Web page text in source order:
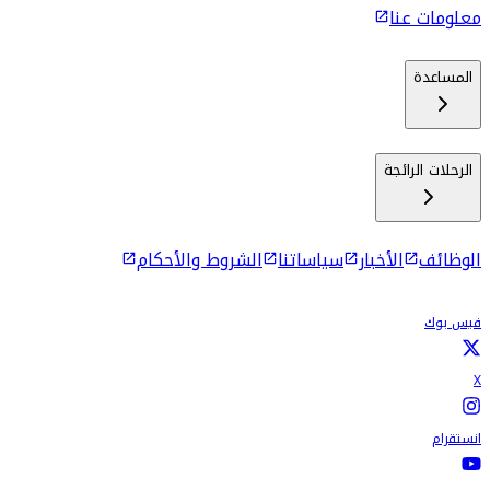
معلومات عنا
المساعدة
الرحلات الرائجة
الوظائف الأخبار سياساتنا الشروط والأحكام
فيس بوك
X
انستقرام